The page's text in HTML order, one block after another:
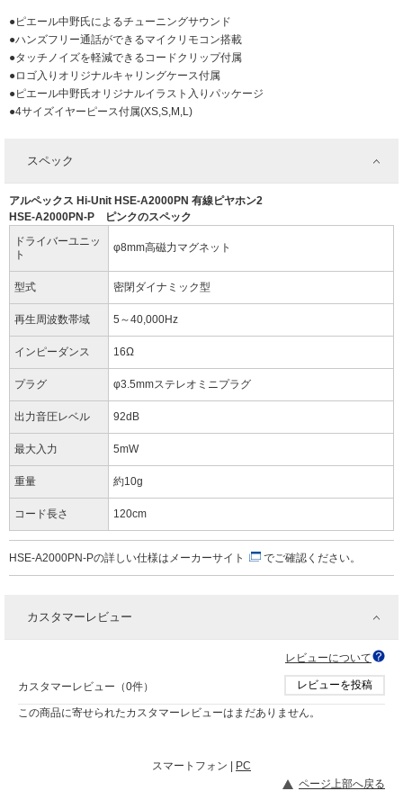
●ピエール中野氏によるチューニングサウンド
●ハンズフリー通話ができるマイクリモコン搭載
●タッチノイズを軽減できるコードクリップ付属
●ロゴ入りオリジナルキャリングケース付属
●ピエール中野氏オリジナルイラスト入りパッケージ
●4サイズイヤーピース付属(XS,S,M,L)
スペック
アルペックス Hi-Unit HSE-A2000PN 有線ピヤホン2
HSE-A2000PN-P ピンクのスペック
ドライバーユニッ
ト
φ8mm高磁力マグネット
型式 密閉ダイナミック型
再生周波数帯域 5～40,000Hz
インピーダンス 16Ω
プラグ φ3.5mmステレオミニプラグ
出力音圧レベル 92dB
最大入力 5mW
重量 約10g
コード長さ 120cm
HSE-A2000PN-Pの詳しい仕様は メーカーサイト でご確認ください。
カスタマーレビュー
レビューについて
カスタマーレビュー（0件） レビューを投稿
この商品に寄せられたカスタマーレビューはまだありません。
スマートフォン |
PC
ページ上部へ戻る